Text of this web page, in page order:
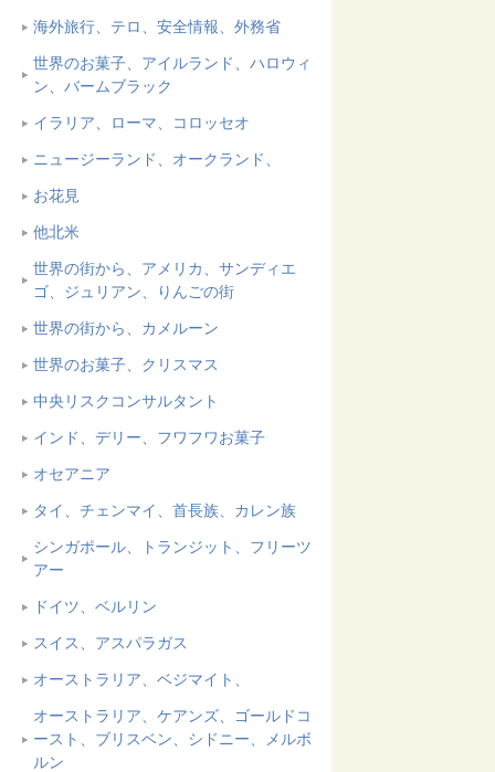
海外旅行、テロ、安全情報、外務省
世界のお菓子、アイルランド、ハロウィ
ン、バームブラック
イラリア、ローマ、コロッセオ
ニュージーランド、オークランド、
お花見
他北米
世界の街から、アメリカ、サンディエ
ゴ、ジュリアン、りんごの街
世界の街から、カメルーン
世界のお菓子、クリスマス
中央リスクコンサルタント
インド、デリー、フワフワお菓子
オセアニア
タイ、チェンマイ、首長族、カレン族
シンガポール、トランジット、フリーツ
アー
ドイツ、ベルリン
スイス、アスパラガス
オーストラリア、ベジマイト、
オーストラリア、ケアンズ、ゴールドコ
ースト、ブリスベン、シドニー、メルボ
ルン